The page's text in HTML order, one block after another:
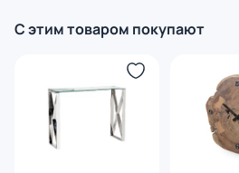
С этим товаром покупают